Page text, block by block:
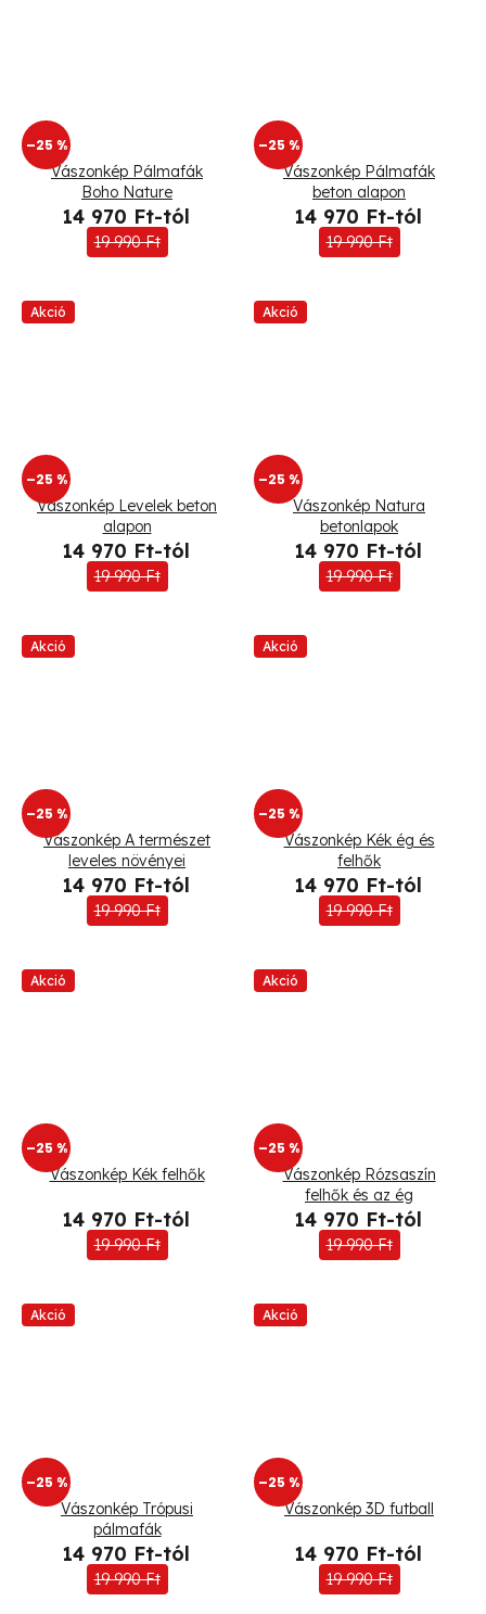
–25 %
Vászonkép Pálmafák
Boho Nature
14 970 Ft-tól
19 990 Ft
–25 %
Vászonkép Pálmafák
beton alapon
14 970 Ft-tól
19 990 Ft
Akció
–25 %
Vászonkép Levelek beton
alapon
14 970 Ft-tól
19 990 Ft
Akció
–25 %
Vászonkép Natura
betonlapok
14 970 Ft-tól
19 990 Ft
Akció
–25 %
Vászonkép A természet
leveles növényei
14 970 Ft-tól
19 990 Ft
Akció
–25 %
Vászonkép Kék ég és
felhők
14 970 Ft-tól
19 990 Ft
Akció
–25 %
Vászonkép Kék felhők
14 970 Ft-tól
19 990 Ft
Akció
–25 %
Vászonkép Rózsaszín
felhők és az ég
14 970 Ft-tól
19 990 Ft
Akció
–25 %
Vászonkép Trópusi
pálmafák
14 970 Ft-tól
19 990 Ft
Akció
–25 %
Vászonkép 3D futball
14 970 Ft-tól
19 990 Ft